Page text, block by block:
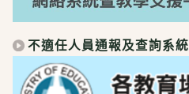
不適任人員通報及查詢系統